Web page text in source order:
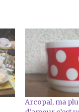
Arcopal, ma